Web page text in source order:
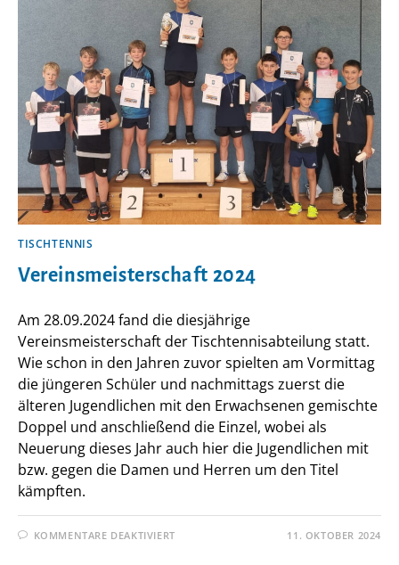
TISCHTENNIS
Vereinsmeisterschaft 2024
Am 28.09.2024 fand die diesjährige
Vereinsmeisterschaft der Tischtennisabteilung statt.
Wie schon in den Jahren zuvor spielten am Vormittag
die jüngeren Schüler und nachmittags zuerst die
älteren Jugendlichen mit den Erwachsenen gemischte
Doppel und anschließend die Einzel, wobei als
Neuerung dieses Jahr auch hier die Jugendlichen mit
bzw. gegen die Damen und Herren um den Titel
kämpften.
KOMMENTARE DEAKTIVIERTFÜR 11. OKTOBER 2024